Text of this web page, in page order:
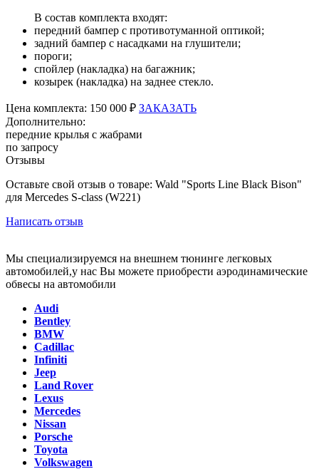
В состав комплекта входят:
передний бампер с противотуманной оптикой;
задний бампер с насадками на глушители;
пороги;
спойлер (накладка) на багажник;
козырек (накладка) на заднее стекло.
Цена комплекта: 150 000 ₽ ЗАКАЗАТЬ
Дополнительно:
передние крылья с жабрами
по запросу
Отзывы
Оставьте свой отзыв о товаре: Wald "Sports Line Black Bison"
для Mercedes S-class (W221)
Написать отзыв
Мы специализируемся на внешнем тюнинге легковых
автомобилей,у нас Вы можете приобрести аэродинамические
обвесы на автомобили
Audi
Bentley
BMW
Cadillac
Infiniti
Jeep
Land Rover
Lexus
Mercedes
Nissan
Porsche
Toyota
Volkswagen